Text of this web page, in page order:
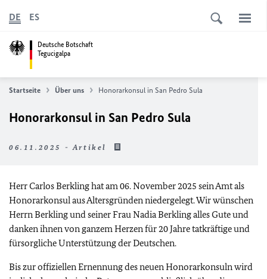
Deutsche Botschaft
Tegucigalpa
DE ES
Startseite Über uns Honorarkonsul in San Pedro Sula
Honorarkonsul in San Pedro Sula
06.11.2025 - Artikel
Herr Carlos Berkling hat am 06. November 2025 sein Amt als
Honorarkonsul aus Altersgründen niedergelegt. Wir wünschen
Herrn Berkling und seiner Frau Nadia Berkling alles Gute und
danken ihnen von ganzem Herzen für 20 Jahre tatkräftige und
fürsorgliche Unterstützung der Deutschen.
Bis zur offiziellen Ernennung des neuen Honorarkonsuln wird